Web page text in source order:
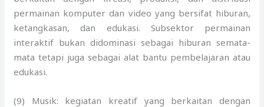
permainan komputer dan video yang bersifat hiburan,
ketangkasan, dan edukasi. Subsektor permainan
interaktif bukan didominasi sebagai hiburan semata-
mata tetapi juga sebagai alat bantu pembelajaran atau
edukasi.
(9) Musik: kegiatan kreatif yang berkaitan dengan